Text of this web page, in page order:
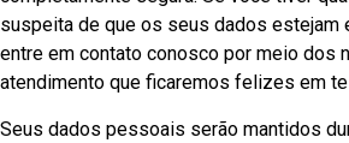
suspeita de que os seus dados estejam
entre em contato conosco por meio dos
atendimento que ficaremos felizes em
Seus dados pessoais serão mantidos